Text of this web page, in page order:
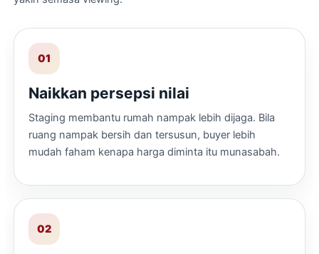
01
Naikkan persepsi nilai
Staging membantu rumah nampak lebih dijaga. Bila
ruang nampak bersih dan tersusun, buyer lebih
mudah faham kenapa harga diminta itu munasabah.
02